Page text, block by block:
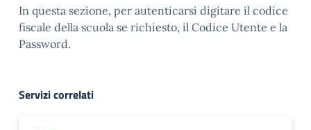
In questa sezione, per autenticarsi digitare il codice
fiscale della scuola se richiesto, il Codice Utente e la
Password.
Servizi correlati